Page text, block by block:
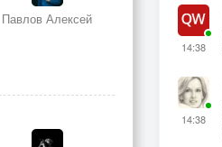
Павлов Алексей
14:38
14:38